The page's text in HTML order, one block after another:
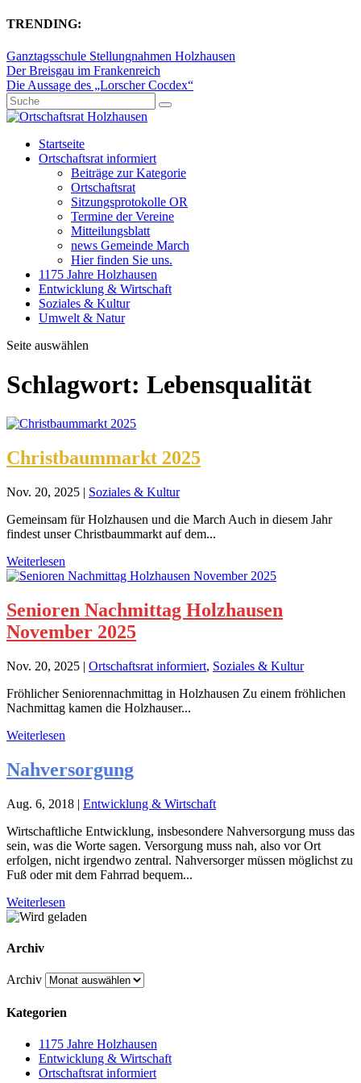
TRENDING:
Ganztagsschule Stellungnahmen Holzhausen
Der Breisgau im Frankenreich
Die Aussage des „Lorscher Cocdex“
Startseite
Ortschaftsrat informiert
Beiträge zur Kategorie
Ortschaftsrat
Sitzungsprotokolle OR
Termine der Vereine
Mitteilungsblatt
news Gemeinde March
Hier finden Sie uns.
1175 Jahre Holzhausen
Entwicklung & Wirtschaft
Soziales & Kultur
Umwelt & Natur
Seite auswählen
Schlagwort: Lebensqualität
Christbaummarkt 2025
Nov. 20, 2025 | Soziales & Kultur
Gemeinsam für Holzhausen und die March Auch in diesem Jahr
findest unser Christbaummarkt auf dem...
Weiterlesen
Senioren Nachmittag Holzhausen
November 2025
Nov. 20, 2025 | Ortschaftsrat informiert, Soziales & Kultur
Fröhlicher Seniorennachmittag in Holzhausen Zu einem fröhlichen
Nachmittag kamen die Holzhauser...
Weiterlesen
Nahversorgung
Aug. 6, 2018 | Entwicklung & Wirtschaft
Wirtschaftliche Entwicklung, insbesondere Nahversorgung muss das
sein, was die Worte sagen. Versorgung muss nah, also vor Ort
erfolgen, nicht irgendwo zentral. Nahversorger müssen möglichst zu
Fuß oder mit dem Fahrrad bequem...
Weiterlesen
Archiv
Archiv
Kategorien
1175 Jahre Holzhausen
Entwicklung & Wirtschaft
Ortschaftsrat informiert